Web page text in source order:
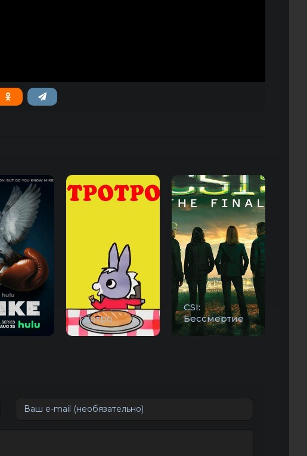
Тротро
CSI:
Бессмертие